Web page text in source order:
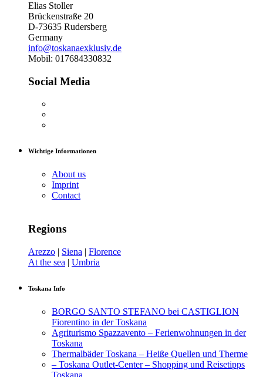
Elias Stoller
Brückenstraße 20
D-73635 Rudersberg
Germany
info@toskanaexklusiv.de
Mobil: 017684330832
Social Media
Wichtige Informationen
About us
Imprint
Contact
Regions
Arezzo | Siena | Florence
At the sea | Umbria
Toskana Info
BORGO SANTO STEFANO bei CASTIGLION
Fiorentino in der Toskana
Agriturismo Spazzavento – Ferienwohnungen in der
Toskana
Thermalbäder Toskana – Heiße Quellen und Therme
– Toskana Outlet-Center – Shopping und Reisetipps
Toskana